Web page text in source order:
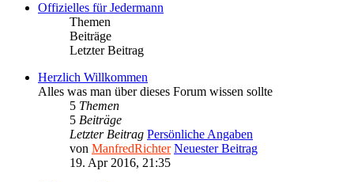
Offizielles für Jedermann
Themen
Beiträge
Letzter Beitrag
Herzlich Willkommen
Alles was man über dieses Forum wissen sollte
5 Themen
5 Beiträge
Letzter Beitrag Persönliche Angaben
von ManfredRichter Neuester Beitrag
19. Apr 2016, 21:35